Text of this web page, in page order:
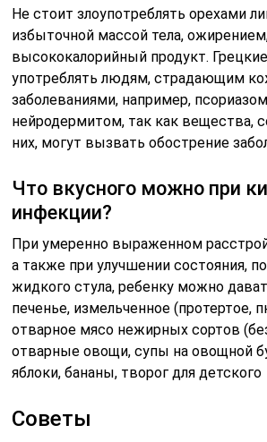
Не стоит злоупотреблять орехами
избыточной массой тела,
высококалорийный продукт.
употреблять людям, страдающим
заболеваниями, например,
нейродермитом, так как вещества,
них, могут вызвать обострение
Что вкусного можно при
инфекции?
При умеренно выраженном
а также при улучшении состояния,
жидкого стула, ребенку можно
печенье, измельченное (протертое,
отварное мясо нежирных сортов
отварные овощи, супы на овощной
яблоки, бананы, творог для детского
Советы